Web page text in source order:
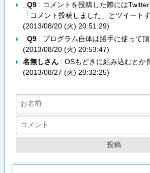
_Q9: コメントを投稿した際には
「コメント投稿しました」とツイート
(2013/08/20 (火) 20:51:29)
_Q9: プログラム自体は勝手に使って
(2013/08/20 (火) 20:53:47)
名無しさん: OSもどきに組み込むとか
(2013/08/27 (火) 20:32:25)